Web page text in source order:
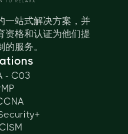
一站式解决方案，并
资格和认证为他们提
服务。
- C03